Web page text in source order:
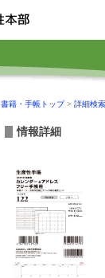
書籍・手帳トップ> 詳細検索
情報詳細